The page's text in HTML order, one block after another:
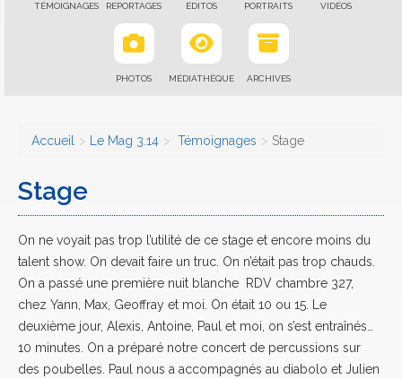
TÉMOIGNAGES REPORTAGES ÉDITOS PORTRAITS VIDÉOS
PHOTOS MÉDIATHÈQUE ARCHIVES
Accueil Le Mag 3.14 Témoignages Stage
Stage
On ne voyait pas trop l’utilité de ce stage et encore moins du
talent show. On devait faire un truc. On n’était pas trop chauds.
On a passé une première nuit blanche ­ RDV chambre 327,
chez Yann, Max, Geoffray et moi. On était 10 ou 15. Le
deuxième jour, Alexis, Antoine, Paul et moi, on s’est entraînés…
10 minutes. On a préparé notre concert de percussions sur
des poubelles. Paul nous a accompagnés au diabolo et Julien